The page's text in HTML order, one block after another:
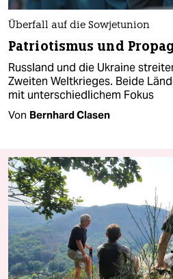
Überfall auf die Sowjetunion
Patriotismus und
Russland und die Ukraine
Zweiten Weltkrieges. Beide
mit unterschiedlichem Fokus
Von Bernhard Clasen